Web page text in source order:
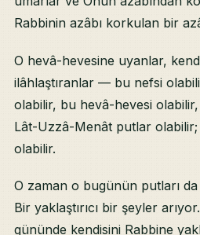
Rabbinin azâbı korkulan bir
O hevâ-hevesine uyanlar,
ilâhlaştıranlar — bu nefsi
olabilir, bu hevâ-hevesi
Lât-Uzzâ-Menât putlar
olabilir.
O zaman o bugünün putları
Bir yaklaştırıcı bir şeyler
gününde kendisini Rabbine